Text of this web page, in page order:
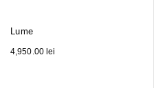
Lume
4,950.00lei